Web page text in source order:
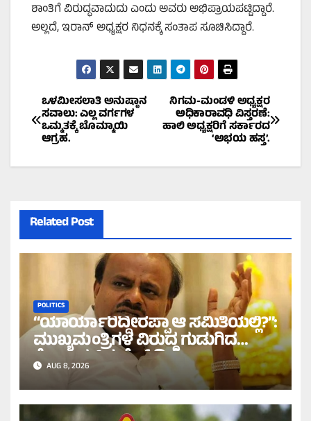
ಶಾಂತಿಗೆ ವಿರುದ್ಧವಾದುದು ಎಂದು ಅವರು ಅಭಿಪ್ರಾಯಪಟ್ಟಿದ್ದಾರೆ.
ಅಲ್ಲದೆ, ಇರಾನ್ ಅಧ್ಯಕ್ಷರ ನಿಧನಕ್ಕೆ ಸಂತಾಪ ಸೂಚಿಸಿದ್ದಾರೆ.
Post
navigation
ನಿಗಮ-ಮಂಡಳಿ ಅಧ್ಯಕ್ಷರ
ಅಧಿಕಾರಾವಧಿ ವಿಸ್ತರಣೆ:
ಹಾಲಿ ಅಧ್ಯಕ್ಷರಿಗೆ ಸರ್ಕಾರದ
‘ಅಭಯ ಹಸ್ತ’.
ಒಳಮೀಸಲಾತಿ ಅನುಷ್ಠಾನ
ಸವಾಲು: ಎಲ್ಲ ವರ್ಗಗಳ
ಒಮ್ಮತಕ್ಕೆ ಬೊಮ್ಮಾಯಿ
ಆಗ್ರಹ.
Related Post
POLITICS
“ಯಾರ್ಯಾರಿದ್ದೀರಪ್ಪಾ ಆ ಸಮಿತಿಯಲ್ಲಿ?”:
ಮುಖ್ಯಮಂತ್ರಿಗಳ ವಿರುದ್ಧ ಗುಡುಗಿದ
ಕೇಂದ್ರ ಸಚಿವ ಹೆಚ್.ಡಿ.ಕೆ!
AUG 8, 2026